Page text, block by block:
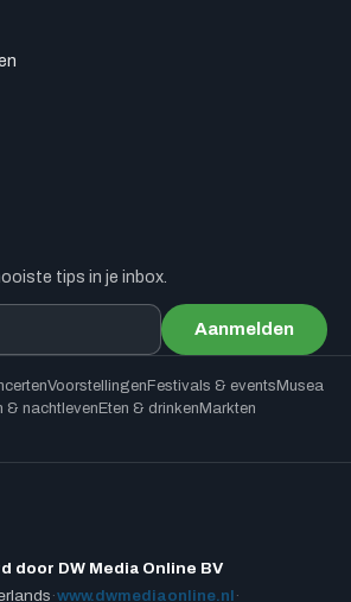
tips in je inbox.
Aanmelden
Voorstellingen Festivals & events Musea
& nachtleven Eten & drinken Markten
door DW Media Online BV
·www.dwmediaonline.nl ·